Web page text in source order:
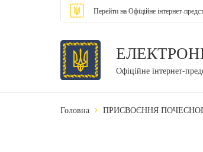
Перейти на Офіційне інтернет-
Офіційне інтернет-
Головна ПРИСВОЄННЯ ПОЧЕСНОГО